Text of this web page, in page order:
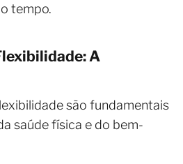
tempo.
A
são fundamentais
saúde física e do bem-